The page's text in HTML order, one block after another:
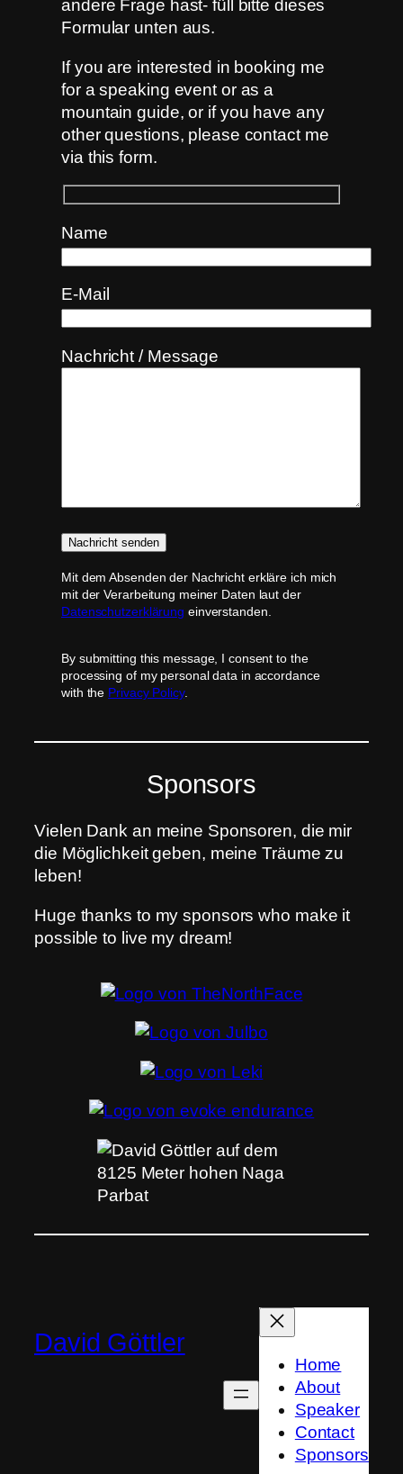
andere Frage hast- füll bitte dieses
Formular unten aus.
If you are interested in booking me
for a speaking event or as a
mountain guide, or if you have any
other questions, please contact me
via this form.
Name
E-Mail
Nachricht / Message
Mit dem Absenden der Nachricht erkläre ich mich
mit der Verarbeitung meiner Daten laut der
Datenschutzerklärung einverstanden.
By submitting this message, I consent to the
processing of my personal data in accordance
with the Privacy Policy.
Sponsors
Vielen Dank an meine Sponsoren, die mir
die Möglichkeit geben, meine Träume zu
leben!
Huge thanks to my sponsors who make it
possible to live my dream!
David Göttler
Home
About
Speaker
Contact
Sponsors